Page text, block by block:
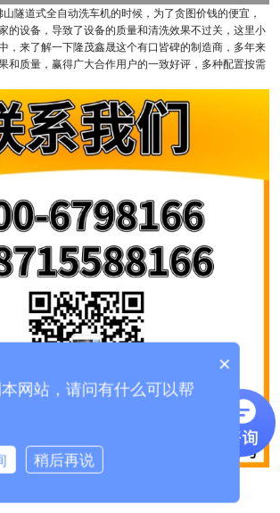
隧道式全自动洗车机的时候，为了贪图价钱的便宜，
的设备，导致了设备的质量和清洗效果不过关，这里小
，来了解一下隆茂鑫晟这个有口皆碑的制造商，多年来
和质量，赢得广大合作用户的一致好评，多种配置按需
×
网站，请问有什么可以帮
稍后再说